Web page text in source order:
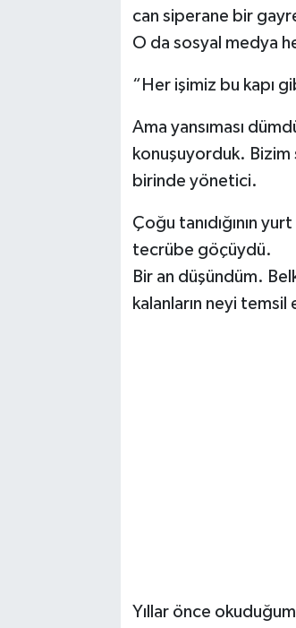
can siperane bir
O da sosyal medya
“Her işimiz bu kapı
Ama yansıması
konuşuyorduk.
birinde yönetici.
Çoğu tanıdığının
tecrübe göçüydü.
Bir an düşündüm.
kalanların neyi temsil
Yıllar önce